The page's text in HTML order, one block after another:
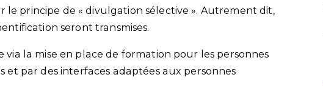
principe de « divulgation sélective ». Autrement dit,
seront transmises.
via la mise en place de formation pour les personnes
et par des interfaces adaptées aux personnes